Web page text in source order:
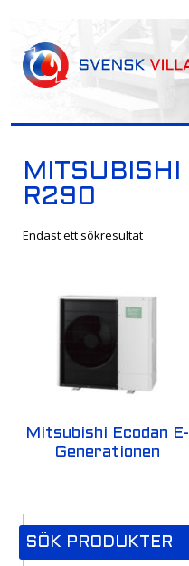
MITSUBISHI
R290
Endast ett sökresultat
Mitsubishi Ecodan E-
Generationen
SÖK PRODUKTER